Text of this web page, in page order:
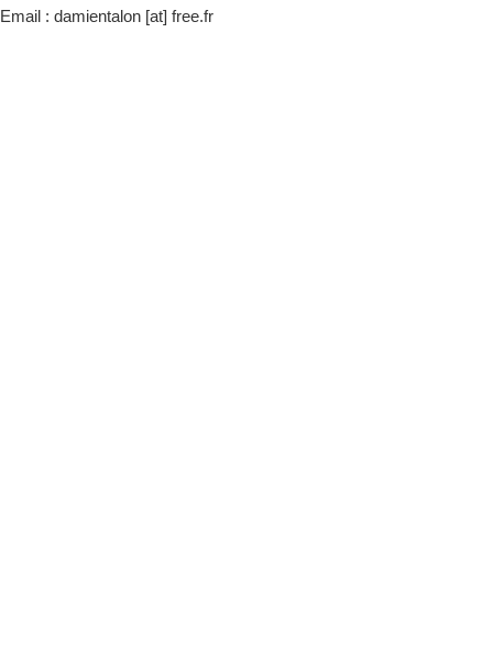
Email : damientalon [at] free.fr